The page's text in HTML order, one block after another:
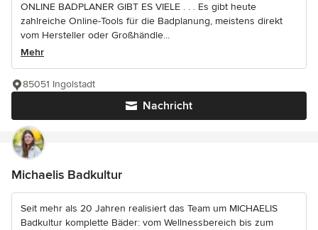
ONLINE BADPLANER GIBT ES VIELE . . . Es gibt heute
zahlreiche Online-Tools für die Badplanung, meistens direkt
vom Hersteller oder Großhändle...
Mehr
Nachricht
85051 Ingolstadt
Michaelis Badkultur
Seit mehr als 20 Jahren realisiert das Team um MICHAELIS
Badkultur komplette Bäder: vom Wellnessbereich bis zum